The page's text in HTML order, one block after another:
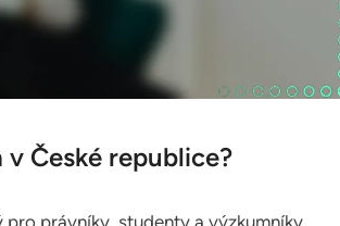
České republice?